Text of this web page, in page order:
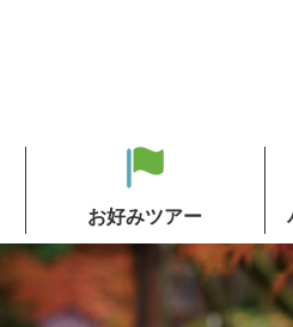
お好みツアー